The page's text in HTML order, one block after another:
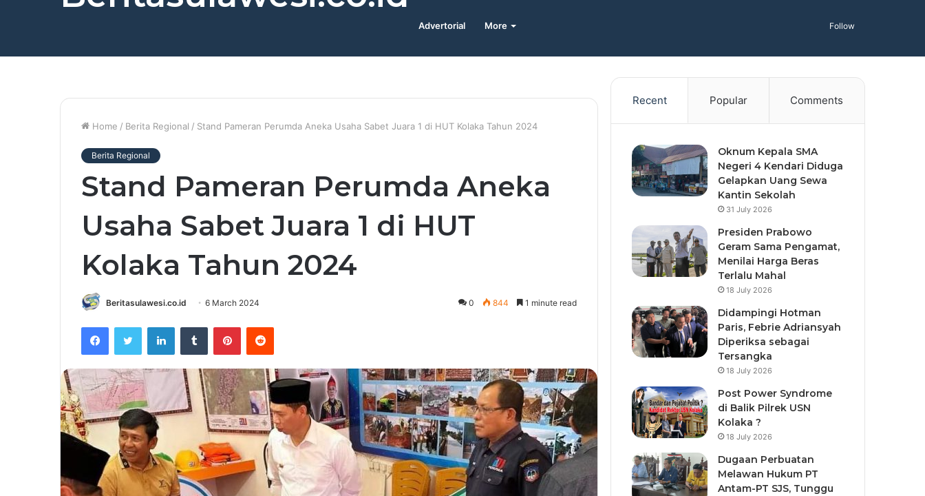
Advertorial More Follow
Home / Berita Regional / Stand Pameran Perumda Aneka Usaha Sabet Juara 1 di HUT Kolaka Tahun 2024
Berita Regional
Stand Pameran Perumda Aneka
Usaha Sabet Juara 1 di HUT
Kolaka Tahun 2024
Beritasulawesi.co.id 6 March 2024 0 844 1 minute read
Recent Popular Comments
Oknum Kepala SMA
Negeri 4 Kendari Diduga
Gelapkan Uang Sewa
Kantin Sekolah
31 July 2026
Presiden Prabowo
Geram Sama Pengamat,
Menilai Harga Beras
Terlalu Mahal
18 July 2026
Didampingi Hotman
Paris, Febrie Adriansyah
Diperiksa sebagai
Tersangka
18 July 2026
Post Power Syndrome
di Balik Pilrek USN
Kolaka ?
18 July 2026
Dugaan Perbuatan
Melawan Hukum PT
Antam-PT SJS, Tunggu